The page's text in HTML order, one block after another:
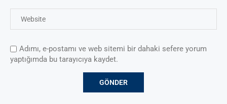
Adımı, e-postamı ve web sitemi bir dahaki sefere yorum
yaptığımda bu tarayıcıya kaydet.